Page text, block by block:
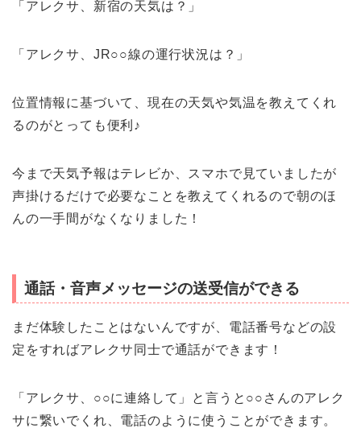
「アレクサ、新宿の天気は？」
「アレクサ、JR○○線の運行状況は？」
位置情報に基づいて、現在の天気や気温を教えてくれ
るのがとっても便利♪
今まで天気予報はテレビか、スマホで見ていましたが
声掛けるだけで必要なことを教えてくれるので朝のほ
んの一手間がなくなりました！
通話・音声メッセージの送受信ができる
まだ体験したことはないんですが、電話番号などの設
定をすればアレクサ同士で通話ができます！
「アレクサ、○○に連絡して」と言うと○○さんのアレク
サに繋いでくれ、電話のように使うことができます。